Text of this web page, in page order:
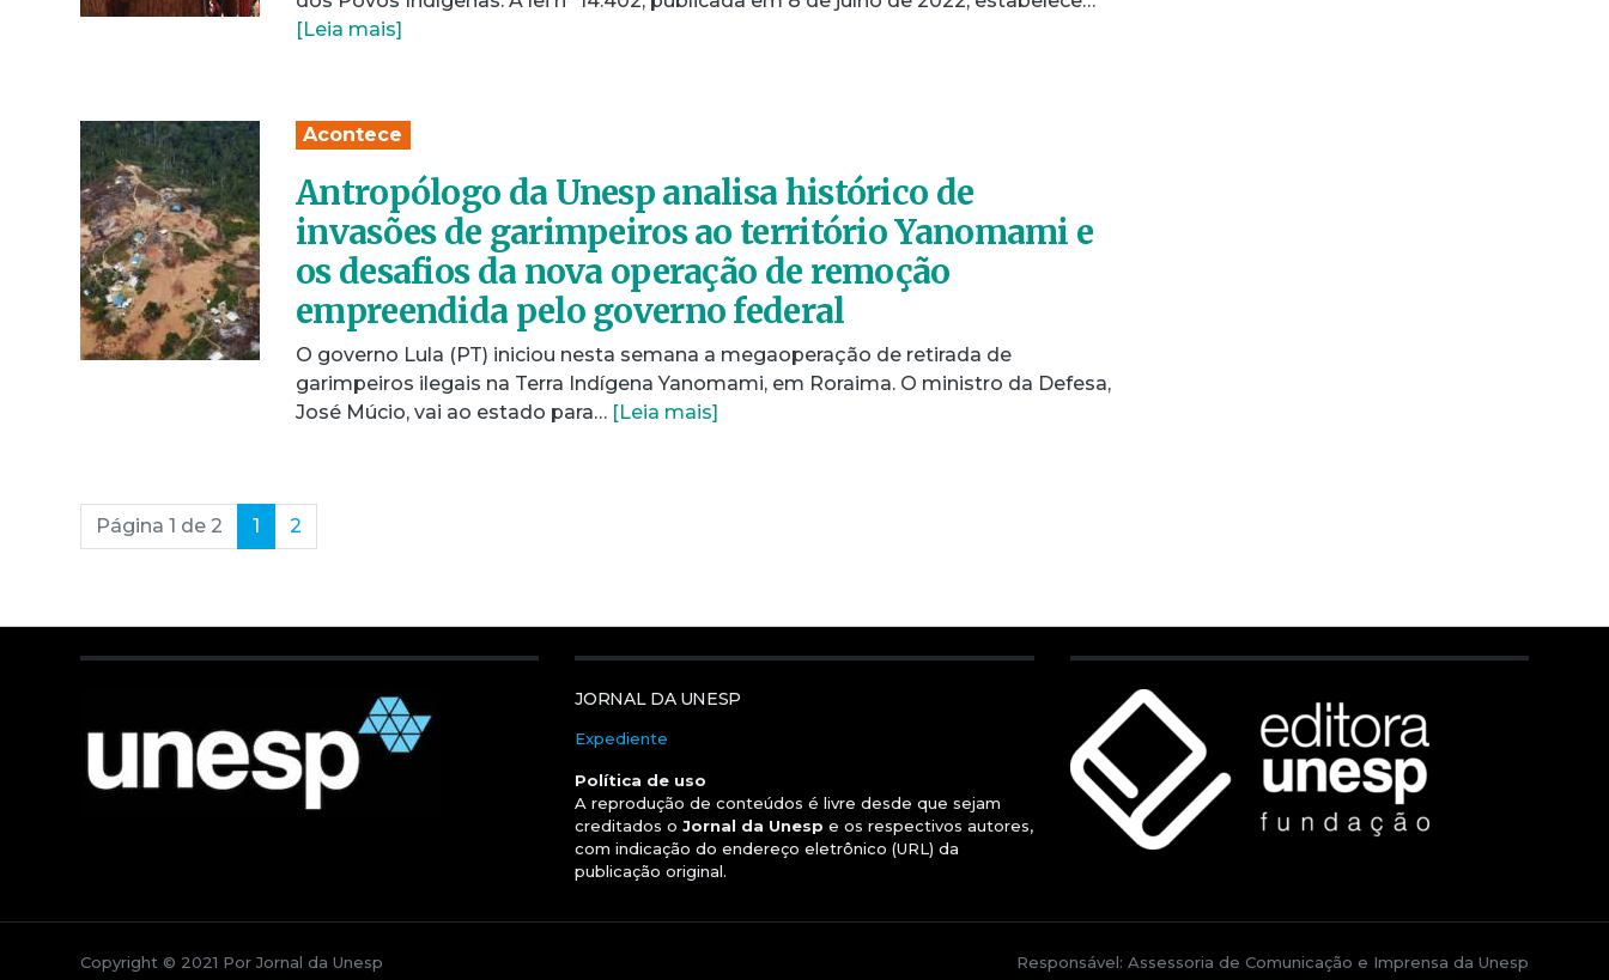
[Leia mais]
Acontece
Antropólogo da Unesp analisa histórico de
invasões de garimpeiros ao território Yanomami e
os desafios da nova operação de remoção
empreendida pelo governo federal
O governo Lula (PT) iniciou nesta semana a megaoperação de retirada de
garimpeiros ilegais na Terra Indígena Yanomami, em Roraima. O ministro da Defesa,
José Múcio, vai ao estado para… [Leia mais]
Página 1 de 2 1 (current)
2
JORNAL DA UNESP
Expediente
Política de uso
A reprodução de conteúdos é livre desde que sejam
creditados oJornal da Unesp e os respectivos autores,
com indicação do endereço eletrônico (URL) da
publicação original.
Copyright © 2021 Por Jornal da Unesp Responsável: Assessoria de Comunicação e Imprensa da Unesp